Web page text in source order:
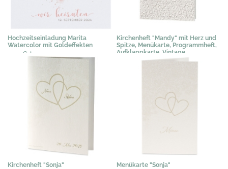
Hochzeitseinladung Marita
Watercolor mit Goldeffekten
2,19 € *
Kirchenheft "Mandy" mit Herz und
Spitze, Menükarte, Programmheft,
Aufklappkarte, Vintage
Kirchenheft "Sonja" Menükarte "Sonja"